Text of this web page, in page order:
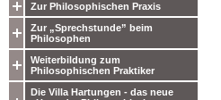
Zur Philosophischen Praxis
Zur „Sprechstunde” beim
Philosophen
Weiterbildung zum
Philosophischen Praktiker
Die Villa Hartungen - das neue